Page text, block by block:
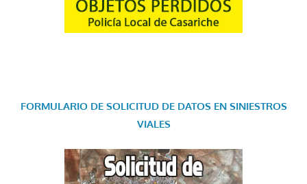
FORMULARIO DE SOLICITUD DE DATOS EN SINIESTROS
VIALES